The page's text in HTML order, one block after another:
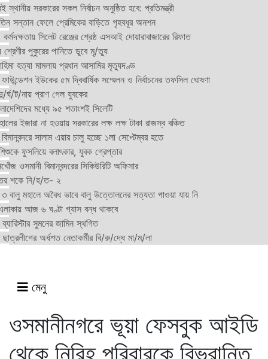
সরকারের সকল নির্বাচন অনুষ্ঠিত হবে: প্রতিমন্ত্রী
সন্তান ফেলে প্রেমিকের বাড়িতে গৃহবধূর অনশন
সিলেট রেঞ্জের শ্রেষ্ঠ এসআই দোয়ারাবাজারের রিফাত
শ্রেণীর পুকুরের পানিতে ডুবে মৃ/ত্যু
হত্যা মামলায় প্রধান আসামির মৃত্যুদণ্ড
ইউকের ৫ম দ্বিবার্ষিক সম্মেলন ও নির্বাচনের তফসিল ঘোষণা
ট/নায় প্রাণ গেল যুবকের
মধ্যে ৯৫ শতাংশই সিলেটি
ইজারা না হওয়ায় সরকারের লক্ষ লক্ষ টাকা রাজস্ব বঞ্চিত
সালাম এয়ার চালু হচ্ছে ১লা সেপ্টেম্বর হতে
ফুসলিয়ে বলাৎকার, যুবক গ্রেপ্তার
ওসমানী বিমানবন্দরের সিকিউরিটি অফিসার
শকে নি/হ/ত- ২
বালু মহালে অবৈধ ভাবে বালু উত্তোলনের সত্যতা পাওয়া যায় নি
আজ ৬ ঘণ্টা গ্যাস বন্ধ থাকবে
সুমনের জামিন স্থগিত
ছাত্রলীগের অর্ধশত নেতাকর্মীর বি/রু/দ্ধে মা/ম/লা
মেনু
ওসমানীনগরে ভূয়া ফেসবুক আইডি